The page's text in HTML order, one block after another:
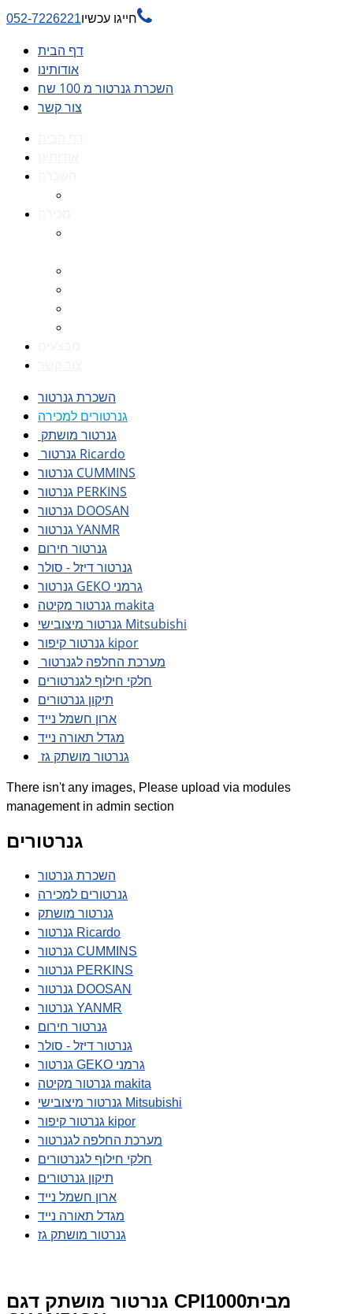
חייגו עכשיו052-7226221 
דף הבית
אודותינו
השכרת גנרטור מ 100 שח
צור קשר
השכרת גנרטור
גנרטורים למכירה
גנרטור מושתק
גנרטור Ricardo
גנרטור CUMMINS
גנרטור PERKINS
גנרטור DOOSAN
גנרטור YANMR
גנרטור חירום
גנרטור דיזל - סולר
גנרטור GEKO גרמני
גנרטור מקיטה makita
גנרטור מיצובישי Mitsubishi
גנרטור קיפור kipor
מערכת החלפה לגנרטור
חלקי חילוף לגנרטורים
תיקון גנרטורים
ארון חשמל נייד
מגדל תאורה נייד
גנרטור מושתק גז
There isn't any images, Please upload via modules
management in admin section
גנרטורים
השכרת גנרטור
גנרטורים למכירה
גנרטור מושתק
גנרטור Ricardo
גנרטור CUMMINS
גנרטור PERKINS
גנרטור DOOSAN
גנרטור YANMR
גנרטור חירום
גנרטור דיזל - סולר
גנרטור GEKO גרמני
גנרטור מקיטה makita
גנרטור מיצובישי Mitsubishi
גנרטור קיפור kipor
מערכת החלפה לגנרטור
חלקי חילוף לגנרטורים
תיקון גנרטורים
ארון חשמל נייד
מגדל תאורה נייד
גנרטור מושתק גז
גנרטור מושתק דגם CPI1000מבית